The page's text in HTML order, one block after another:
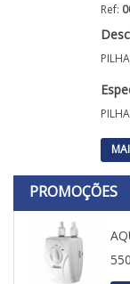
Ref:
PROMOÇÕES